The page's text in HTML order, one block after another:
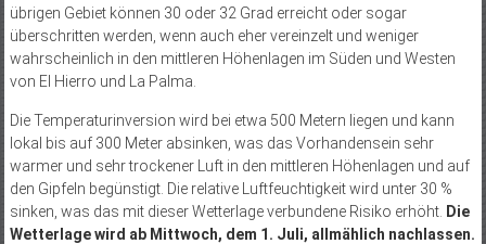
übrigen Gebiet können 30 oder 32 Grad erreicht oder sogar
überschritten werden, wenn auch eher vereinzelt und weniger
wahrscheinlich in den mittleren Höhenlagen im Süden und Westen
von El Hierro und La Palma.
Die Temperaturinversion wird bei etwa 500 Metern liegen und kann
lokal bis auf 300 Meter absinken, was das Vorhandensein sehr
warmer und sehr trockener Luft in den mittleren Höhenlagen und auf
den Gipfeln begünstigt. Die relative Luftfeuchtigkeit wird unter 30 %
sinken, was das mit dieser Wetterlage verbundene Risiko erhöht. Die
Wetterlage wird ab Mittwoch, dem 1. Juli, allmählich nachlassen.